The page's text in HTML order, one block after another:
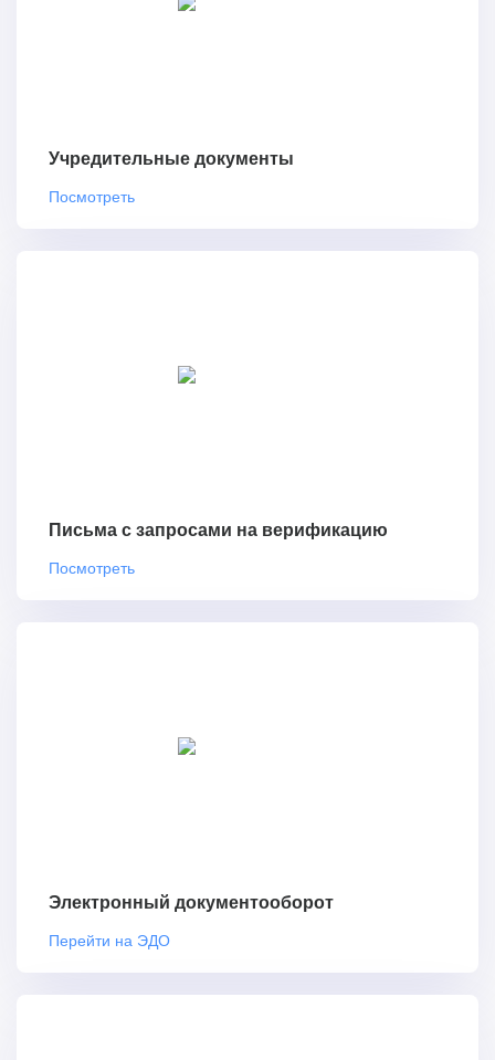
Учредительные документы
Посмотреть
Письма с запросами на верификацию
Посмотреть
Электронный документооборот
Перейти на ЭДО